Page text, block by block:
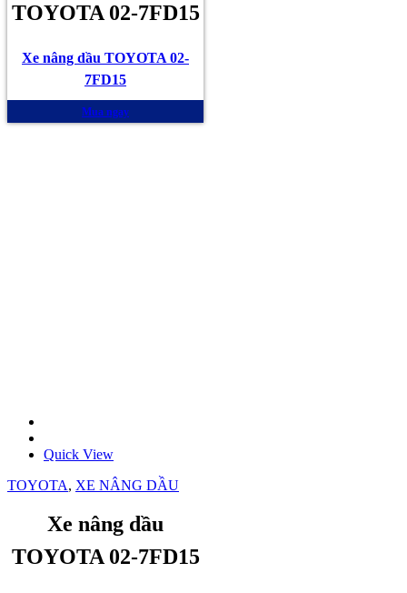
TOYOTA 02-7FD15
Xe nâng dầu TOYOTA 02-
7FD15
Mua ngay
Quick View
TOYOTA, XE NÂNG DẦU
Xe nâng dầu
TOYOTA 02-7FD15